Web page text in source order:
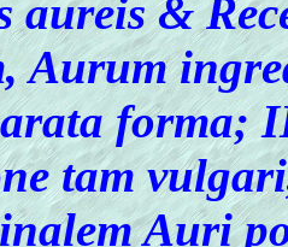
aureis &
Aurum
forma;
tam
Auri